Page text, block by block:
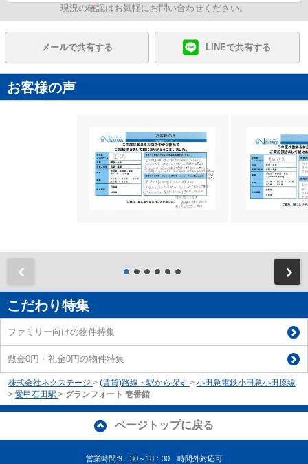
現況の確認はお気軽にお問い合わせください。
メールで共有する LINEで共有する
お客様の声
こだわり特集
ファミリー向けの物件特集
敷金0円・礼金0円の物件特集
株式会社ネクステージ > (賃貸)路線・駅から探す > 小田急電鉄小田急小田原線
> 愛甲石田駅 > グランフォート 壱番館
ページトップに戻る
営業時間:9：30～18：30 時間外対応可